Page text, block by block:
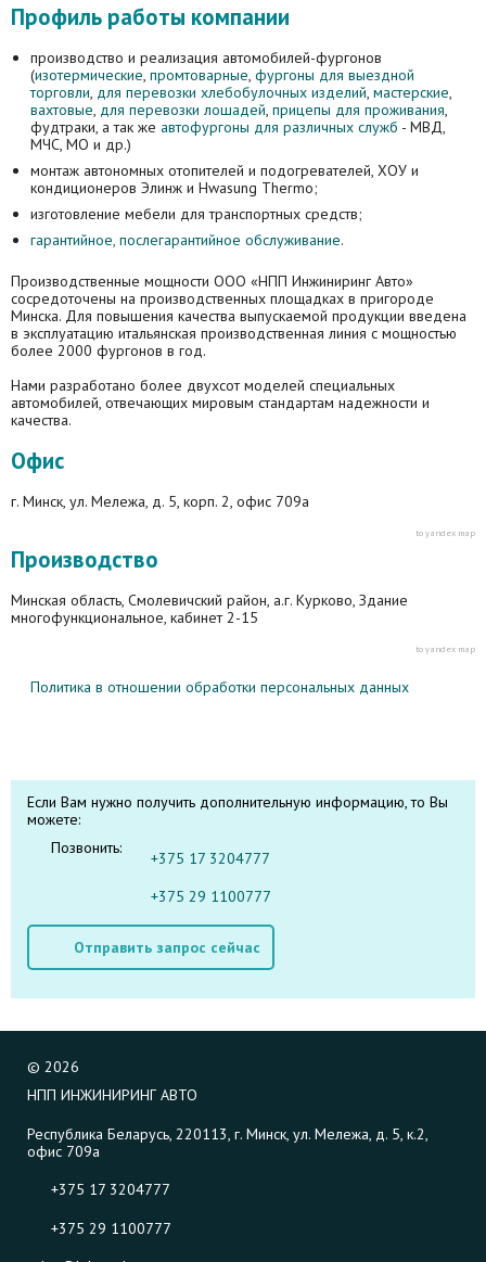
Профиль работы компании
производство и реализация автомобилей-фургонов
(изотермические, промтоварные, фургоны для выездной
торговли, для перевозки хлебобулочных изделий, мастерские,
вахтовые, для перевозки лошадей, прицепы для проживания,
фудтраки, а так же автофургоны для различных служб - МВД,
МЧС, МО и др.)
монтаж автономных отопителей и подогревателей, ХОУ и
кондиционеров Элинж и Hwasung Thermo;
изготовление мебели для транспортных средств;
гарантийное, послегарантийное обслуживание.
Производственные мощности ООО «НПП Инжиниринг Авто»
сосредоточены на производственных площадках в пригороде
Минска. Для повышения качества выпускаемой продукции введена
в эксплуатацию итальянская производственная линия с мощностью
более 2000 фургонов в год.
Нами разработано более двухсот моделей специальных
автомобилей, отвечающих мировым стандартам надежности и
качества.
Офис
г. Минск, ул. Мележа, д. 5, корп. 2, офис 709а
to yandex map
Производство
Минская область, Смолевичский район, а.г. Курково, Здание
многофункциональное, кабинет 2-15
to yandex map
Политика в отношении обработки персональных данных
Если Вам нужно получить дополнительную информацию, то Вы
можете:
Позвонить:
+375 17 3204777
+375 29 1100777
Отправить запрос сейчас
© 2026
НПП ИНЖИНИРИНГ АВТО
Республика Беларусь, 220113, г. Минск, ул. Мележа, д. 5, к.2,
офис 709а
+375 17 3204777
+375 29 1100777